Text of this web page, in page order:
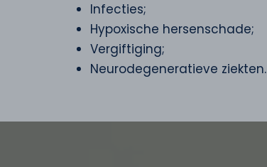
Infecties;
Hypoxische hersenschade;
Vergiftiging;
Neurodegeneratieve ziekten.